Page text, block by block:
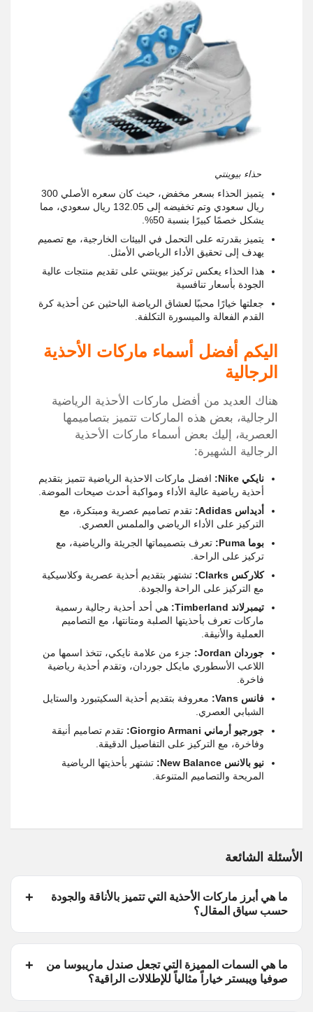
حذاء بيوينتي
يتميز الحذاء بسعر مخفض، حيث كان سعره الأصلي 300
ريال سعودي وتم تخفيضه إلى 132.05 ريال سعودي، مما
يشكل خصمًا كبيرًا بنسبة 50%.
يتميز بقدرته على التحمل في البيئات الخارجية، مع تصميم
يهدف إلى تحقيق الأداء الرياضي الأمثل.
هذا الحذاء يعكس تركيز بيوينتي على تقديم منتجات عالية
الجودة بأسعار تنافسية
جعلتها خيارًا محببًا لعشاق الرياضة الباحثين عن أحذية كرة
القدم الفعالة والميسورة التكلفة.
اليكم أفضل أسماء ماركات الأحذية
الرجالية
هناك العديد من أفضل ماركات الأحذية الرياضية
الرجالية، بعض هذه الماركات تتميز بتصاميمها
العصرية، إليك بعض أسماء ماركات الأحذية
الرجالية الشهيرة:
نايكي Nike
: افضل ماركات الاحذية الرياضية تتميز بتقديم
أحذية رياضية عالية الأداء ومواكبة أحدث صيحات الموضة.
أديداس Adidas
: تقدم تصاميم عصرية ومبتكرة، مع
التركيز على الأداء الرياضي والملمس العصري.
بوما Puma
: تعرف بتصميماتها الجريئة والرياضية، مع
تركيز على الراحة.
كلاركس Clarks
: تشتهر بتقديم أحذية عصرية وكلاسيكية
مع التركيز على الراحة والجودة.
تيمبرلاند Timberland
: هي أحد أحذية رجالية رسمية
ماركات تعرف بأحذيتها الصلبة ومتانتها، مع التصاميم
العملية والأنيقة.
جوردان Jordan
: جزء من علامة نايكي، تتخذ اسمها من
اللاعب الأسطوري مايكل جوردان، وتقدم أحذية رياضية
فاخرة.
فانس Vans
: معروفة بتقديم أحذية السكيتبورد والستايل
الشبابي العصري.
جورجيو أرماني Giorgio Armani
: تقدم تصاميم أنيقة
وفاخرة، مع التركيز على التفاصيل الدقيقة.
نيو بالانس New Balance
: تشتهر بأحذيتها الرياضية
المريحة والتصاميم المتنوعة.
الأسئلة الشائعة
ما هي أبرز ماركات الأحذية التي تتميز بالأناقة والجودة
حسب سياق المقال؟
ما هي السمات المميزة التي تجعل صندل ماريبوسا من
صوفيا ويبستر خياراً مثالياً للإطلالات الراقية؟